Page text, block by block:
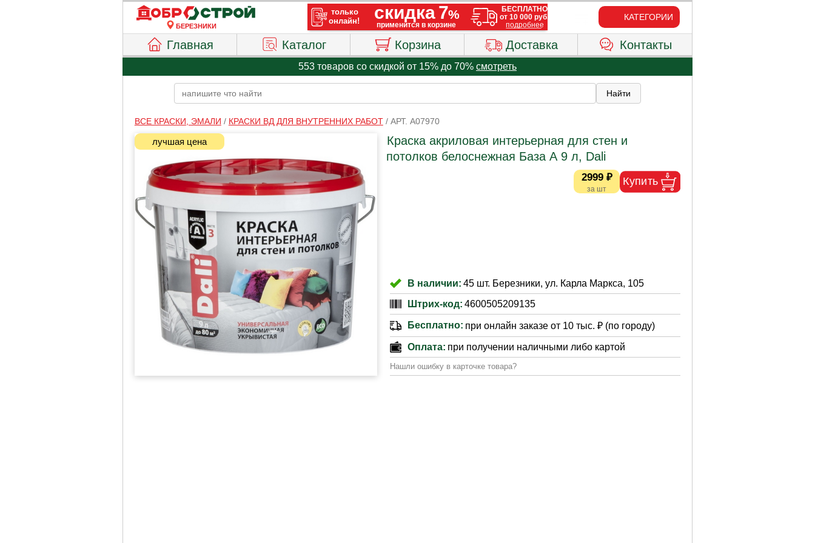
БЕРЕЗНИКИ
КАТЕГОРИИ
Главная Каталог Корзина Доставка Контакты
553 товаров со скидкой от 15% до 70% смотреть
ВСЕ КРАСКИ, ЭМАЛИ / КРАСКИ ВД ДЛЯ ВНУТРЕННИХ РАБОТ/ АРТ. A07970
Краска акриловая интерьерная для стен и
потолков белоснежная База А 9 л, Dali
2999 ₽
В наличии: 45 шт. Березники, ул. Карла Маркса, 105
Штрих-код: 4600505209135
Бесплатно: при онлайн заказе от 10 тыс. ₽ (по городу)
Оплата: при получении наличными либо картой
Нашли ошибку в карточке товара?